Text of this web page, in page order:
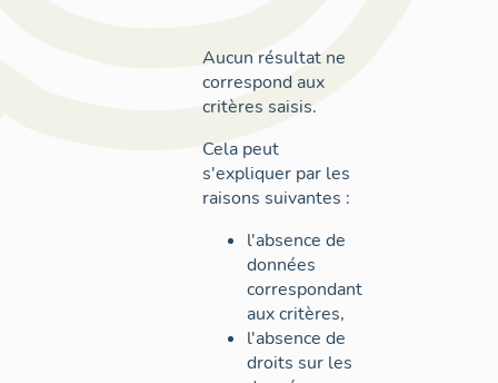
Aucun résultat ne
correspond aux
critères saisis.
Cela peut
s'expliquer par les
raisons suivantes :
l'absence de
données
correspondant
aux critères,
l'absence de
droits sur les